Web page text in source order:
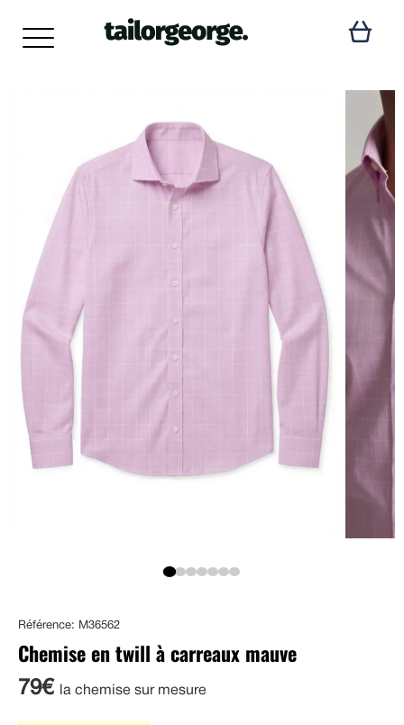
Référence: M36562
Chemise en twill à carreaux mauve
79€ la chemise sur mesure